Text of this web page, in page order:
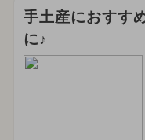
手土産におすす
に♪